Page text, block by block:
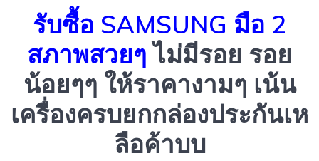
รับซื้อ SAMSUNG มือ 2
สภาพสวยๆไม่มีรอย รอย
น้อยๆๆ ให้ราคางามๆ เน้น
เครื่องครบยกกล่องประกันเห
ลือค้าบบ